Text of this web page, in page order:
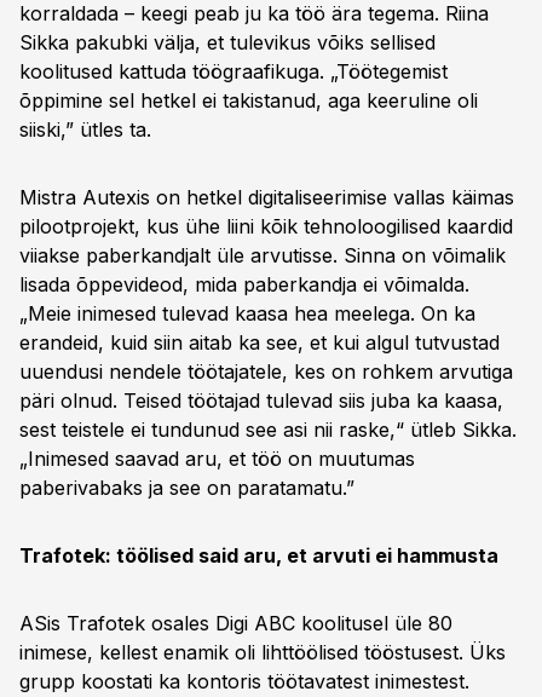
korraldada – keegi peab ju ka töö ära tegema. Riina
Sikka pakubki välja, et tulevikus võiks sellised
koolitused kattuda töögraafikuga. „Töötegemist
õppimine sel hetkel ei takistanud, aga keeruline oli
siiski,” ütles ta.
Mistra Autexis on hetkel digitaliseerimise vallas käimas
pilootprojekt, kus ühe liini kõik tehnoloogilised kaardid
viiakse paberkandjalt üle arvutisse. Sinna on võimalik
lisada õppevideod, mida paberkandja ei võimalda.
„Meie inimesed tulevad kaasa hea meelega. On ka
erandeid, kuid siin aitab ka see, et kui algul tutvustad
uuendusi nendele töötajatele, kes on rohkem arvutiga
päri olnud. Teised töötajad tulevad siis juba ka kaasa,
sest teistele ei tundunud see asi nii raske,“ ütleb Sikka.
„Inimesed saavad aru, et töö on muutumas
paberivabaks ja see on paratamatu.”
Trafotek: töölised said aru, et arvuti ei hammusta
ASis Trafotek osales Digi ABC koolitusel üle 80
inimese, kellest enamik oli lihttöölised tööstusest. Üks
grupp koostati ka kontoris töötavatest inimestest.